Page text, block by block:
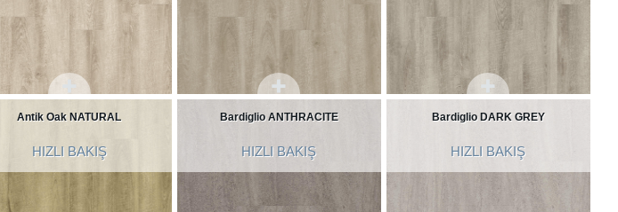
Antik Oak NATURAL
HIZLI BAKIŞ
Bardiglio ANTHRACITE
HIZLI BAKIŞ
Bardiglio DARK GREY
HIZLI BAKIŞ